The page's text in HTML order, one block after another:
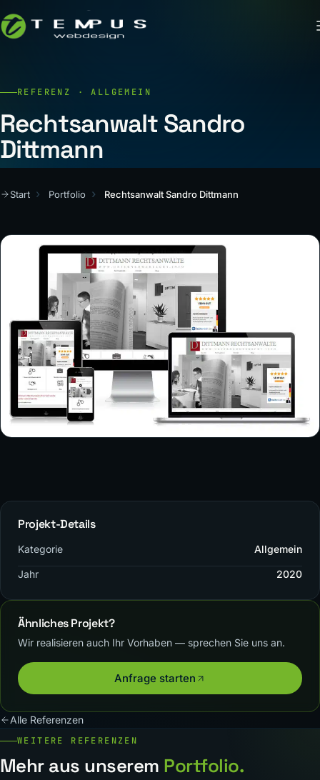
REFERENZ · ALLGEMEIN
Rechtsanwalt Sandro
Dittmann
Start Portfolio Rechtsanwalt Sandro Dittmann
Projekt-Details
Kategorie Allgemein
Jahr 2020
Ähnliches Projekt?
Wir realisieren auch Ihr Vorhaben — sprechen Sie uns an.
Anfrage starten
Alle Referenzen
WEITERE REFERENZEN
Mehr aus unserem Portfolio.